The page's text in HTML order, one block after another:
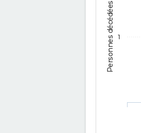
Personnes décédées 1